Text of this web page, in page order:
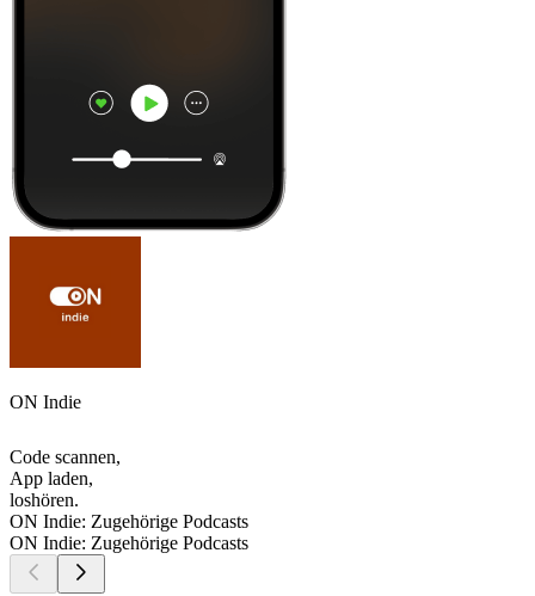
ON Indie
Code scannen,
App laden,
loshören.
ON Indie: Zugehörige Podcasts
ON Indie: Zugehörige Podcasts